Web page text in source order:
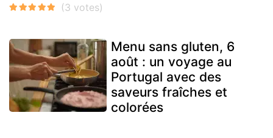
Menu sans gluten, 6
août : un voyage au
Portugal avec des
saveurs fraîches et
colorées